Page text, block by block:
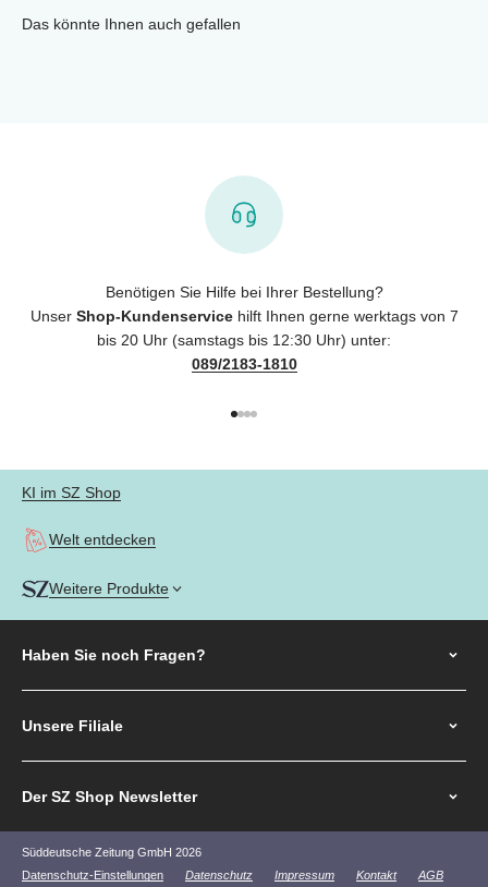
Das könnte Ihnen auch gefallen
Benötigen Sie Hilfe bei Ihrer Bestellung?
Unser Shop-Kundenservicehilft Ihnen gerne werktags von 7
bis 20 Uhr (samstags bis 12:30 Uhr) unter:
089/2183-1810
KI im SZ Shop
Welt entdecken
Weitere Produkte
Haben Sie noch Fragen?
Unsere Filiale
Der SZ Shop Newsletter
Süddeutsche Zeitung GmbH 2026
Datenschutz-Einstellungen
Datenschutz Impressum Kontakt AGB